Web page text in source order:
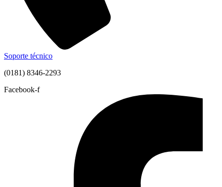
Soporte técnico
(0181) 8346-2293
Facebook-f